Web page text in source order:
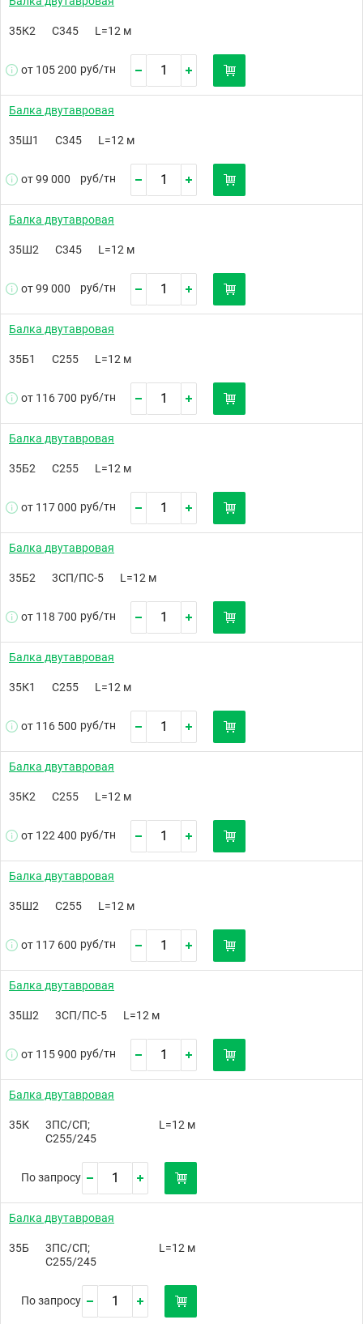
35К2 С345 L=12 м
от 105 200 руб/тн
Балка двутавровая
35Ш1 С345 L=12 м
от 99 000 руб/тн
Балка двутавровая
35Ш2 С345 L=12 м
от 99 000 руб/тн
Балка двутавровая
35Б1 С255 L=12 м
от 116 700 руб/тн
Балка двутавровая
35Б2 С255 L=12 м
от 117 000 руб/тн
Балка двутавровая
35Б2 3СП/ПС-5 L=12 м
от 118 700 руб/тн
Балка двутавровая
35К1 С255 L=12 м
от 116 500 руб/тн
Балка двутавровая
35К2 С255 L=12 м
от 122 400 руб/тн
Балка двутавровая
35Ш2 С255 L=12 м
от 117 600 руб/тн
Балка двутавровая
35Ш2 3СП/ПС-5 L=12 м
от 115 900 руб/тн
Балка двутавровая
35К
3ПС/СП;
С255/245
L=12 м
По запросу
Балка двутавровая
35Б
3ПС/СП;
С255/245
L=12 м
По запросу